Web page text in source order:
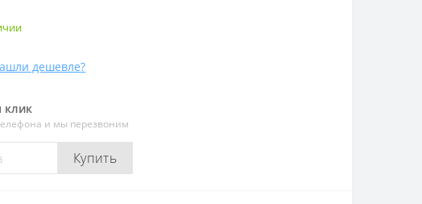
дешевле?
клик
и мы перезвоним
Купить